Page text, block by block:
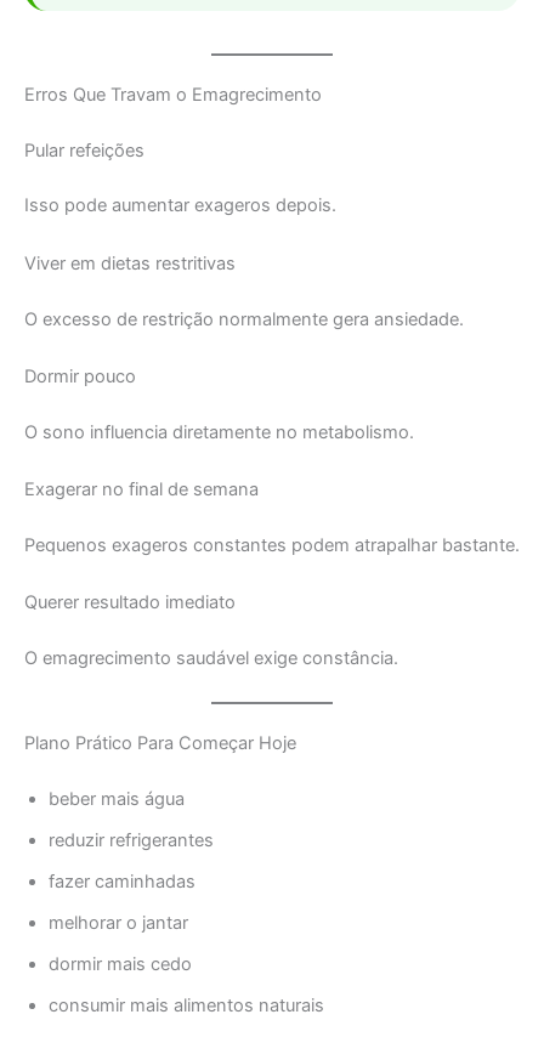
Erros Que Travam o Emagrecimento
Pular refeições
Isso pode aumentar exageros depois.
Viver em dietas restritivas
O excesso de restrição normalmente gera ansiedade.
Dormir pouco
O sono influencia diretamente no metabolismo.
Exagerar no final de semana
Pequenos exageros constantes podem atrapalhar bastante.
Querer resultado imediato
O emagrecimento saudável exige constância.
Plano Prático Para Começar Hoje
beber mais água
reduzir refrigerantes
fazer caminhadas
melhorar o jantar
dormir mais cedo
consumir mais alimentos naturais